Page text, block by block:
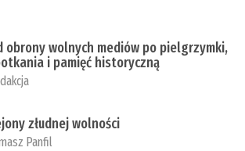
obrony wolnych mediów po pielgrzymki,
i pamięć historyczną
złudnej wolności
Panfil